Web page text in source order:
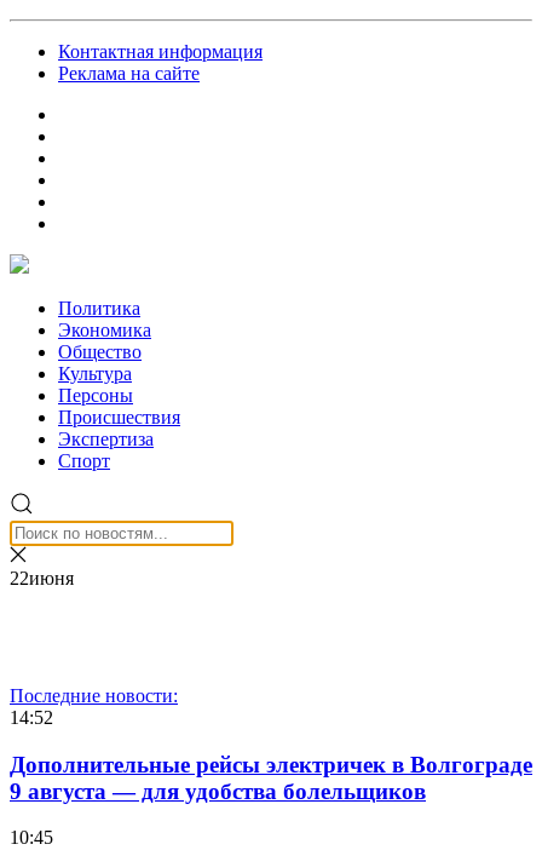
Контактная информация
Реклама на сайте
Политика
Экономика
Общество
Культура
Персоны
Происшествия
Экспертиза
Спорт
22июня
Последние новости:
14:52
Дополнительные рейсы электричек в Волгограде
9 августа — для удобства болельщиков
10:45